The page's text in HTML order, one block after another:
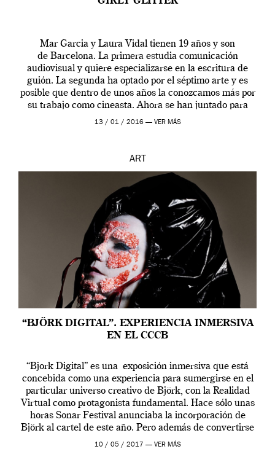
Mar Garcia y Laura Vidal tienen 19 años y son
de Barcelona. La primera estudia comunicación
audiovisual y quiere especializarse en la escritura de
guión. La segunda ha optado por el séptimo arte y es
posible que dentro de unos años la conozcamos más por
su trabajo como cineasta. Ahora se han juntado para
contarnos una […]
13 / 01 / 2016 — VER MÁS
ART
“BJÖRK DIGITAL”. EXPERIENCIA INMERSIVA
EN EL CCCB
“Bjork Digital” es una exposición inmersiva que está
concebida como una experiencia para sumergirse en el
particular universo creativo de Björk, con la Realidad
Virtual como protagonista fundamental. Hace sólo unas
horas Sonar Festival anunciaba la incorporación de
Björk al cartel de este año. Pero además de convertirse
en una de las actuaciones más relevantes […]
10 / 05 / 2017 — VER MÁS